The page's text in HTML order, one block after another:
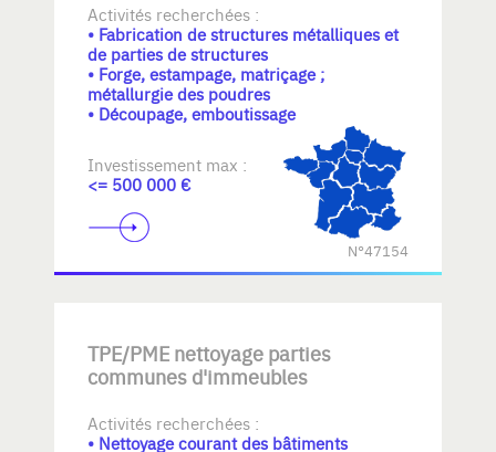
Activités recherchées :
• Fabrication de structures métalliques et
de parties de structures
• Forge, estampage, matriçage ;
métallurgie des poudres
• Découpage, emboutissage
Investissement max :
<= 500 000 €
N°47154
TPE/PME nettoyage parties
communes d'immeubles
Activités recherchées :
• Nettoyage courant des bâtiments